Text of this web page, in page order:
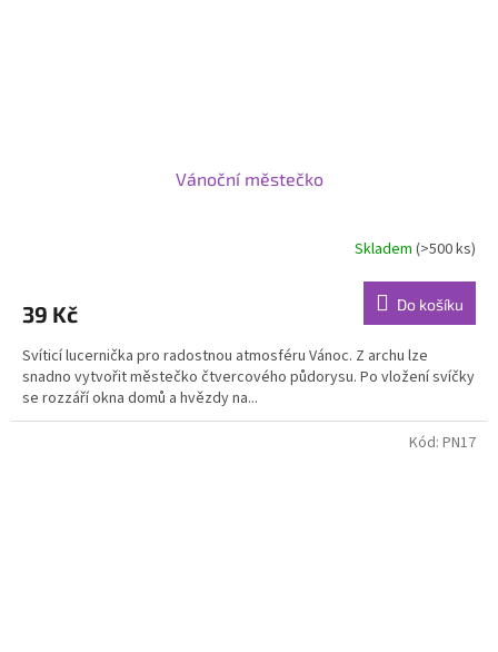
Vánoční městečko
je
z
5
hvězdiček.
Skladem(>500 ks)
39 Kč Do košíku
Svíticí lucernička pro radostnou atmosféru Vánoc. Z archu lze
snadno vytvořit městečko čtvercového půdorysu. Po vložení svíčky
se rozzáří okna domů a hvězdy na...
Kód: PN17